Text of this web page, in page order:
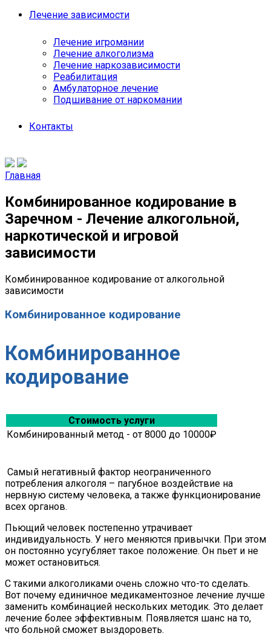
Лечение зависимости
Лечение игромании
Лечение алкоголизма
Лечение наркозависимости
Реабилитация
Амбулаторное лечение
Подшивание от наркомании
Контакты
Главная
Комбинированное кодирование в
Заречном - Лечение алкогольной,
наркотической и игровой
зависимости
Комбинированное кодирование от алкогольной
зависимости
Комбинированное кодирование
Комбинированное
кодирование
Стоимость услуги
Комбинированный метод - от 8000 до 10000₽
Самый негативный фактор неограниченного
потребления алкоголя – пагубное воздействие на
нервную систему человека, а также функционирование
всех органов.
Пьющий человек постепенно утрачивает
индивидуальность. У него меняются привычки. При этом
он постоянно усугубляет такое положение. Он пьет и не
может остановиться.
С такими алкоголиками очень сложно что-то сделать.
Вот почему единичное медикаментозное лечение лучше
заменить комбинацией нескольких методик. Это делает
лечение более эффективным. Появляется шанс на то,
что больной сможет выздороветь.